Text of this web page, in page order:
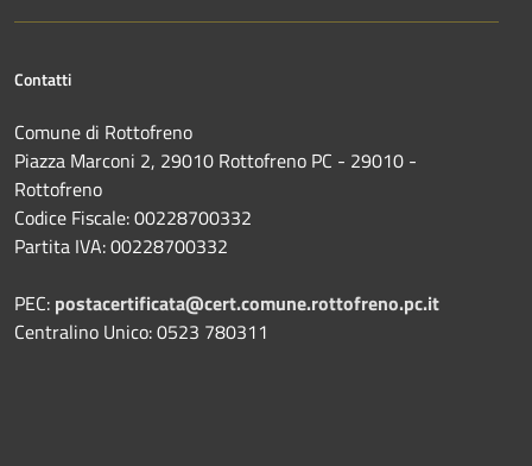
Contatti
Comune di Rottofreno
Piazza Marconi 2, 29010 Rottofreno PC - 29010 -
Rottofreno
Codice Fiscale: 00228700332
Partita IVA: 00228700332
PEC: postacertificata@cert.comune.rottofreno.pc.it
Centralino Unico: 0523 780311